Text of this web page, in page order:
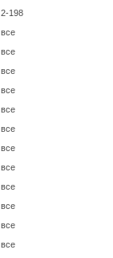
2-198
все
все
все
все
все
все
все
все
все
все
все
все